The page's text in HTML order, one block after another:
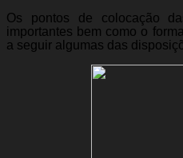
Os pontos de colocação
importantes bem como o
a seguir algumas das